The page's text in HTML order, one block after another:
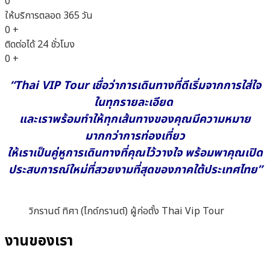
ให้บริการตลอด 365 วัน
0 +
ติดต่อได้ 24 ชั่วโมง
0 +
“Thai VIP Tour เชื่อว่าการเดินทางที่ดีเริ่มจากการใส่ใจ
ในทุกรายละเอียด
และเราพร้อมทำให้ทุกเส้นทางของคุณมีความหมาย
มากกว่าการท่องเที่ยว
ให้เราเป็นคู่หูการเดินทางที่คุณไว้วางใจ พร้อมพาคุณเปิด
ประสบการณ์ใหม่ที่สวยงามที่สุดของภาคใต้ประเทศไทย”
วิกรานต์ ทิศา (ไกด์กรานต์) ผู้ก่อตั้ง Thai Vip Tour
งานของเรา